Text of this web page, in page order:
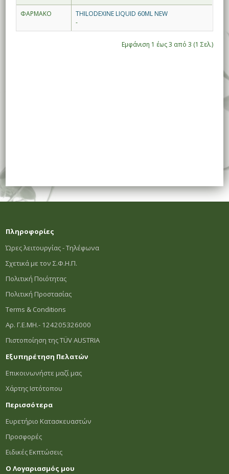
ΦΑΡΜΑΚΟ
THILODEXINE LIQUID 60ML NEW
-
Εμφάνιση 1 έως 3 από 3 (1 Σελ.)
Πληροφορίες
Ώρες λειτουργίας - Τηλέφωνα
Σχετικά με τον Σ.Φ.Η.Π.
Πολιτική Ποιότητας
Πολιτική Προστασίας
Terms & Conditions
Αρ. Γ.Ε.ΜΗ.- 124205326000
Πιστοποίηση της TÜV AUSTRIA
Εξυπηρέτηση Πελατών
Επικοινωνήστε μαζί μας
Χάρτης Ιστότοπου
Περισσότερα
Ευρετήριο Κατασκευαστών
Προσφορές
Ειδικές Εκπτώσεις
Ο Λογαριασμός μου